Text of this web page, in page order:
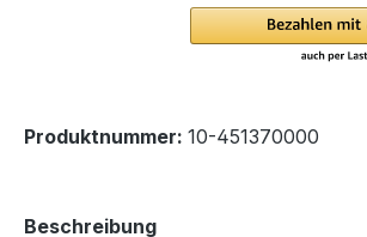
Produktnummer: 10-451370000
Beschreibung